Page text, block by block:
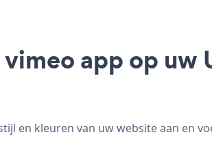
app op uw
en kleuren van uw website aan en